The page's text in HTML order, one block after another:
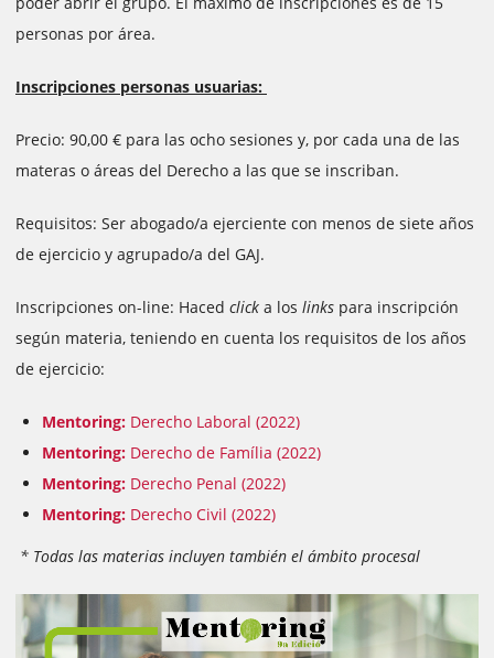
personas por área.
Inscripciones personas usuarias:
Precio: 90,00 € para las ocho sesiones y, por cada una de las
materas o áreas del Derecho a las que se inscriban.
Requisitos: Ser abogado/a ejerciente con menos de siete años
de ejercicio y agrupado/a del GAJ.
Inscripciones on-line: Haced click a los links para inscripción
según materia, teniendo en cuenta los requisitos de los años
de ejercicio:
Mentoring: Derecho Laboral (2022)
Mentoring: Derecho de Família (2022)
Mentoring: Derecho Penal (2022)
Mentoring: Derecho Civil (2022)
* Todas las materias incluyen también el ámbito procesal